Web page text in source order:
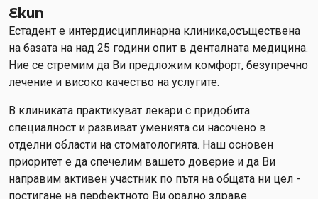
Екип
Естадент е интердисциплинарна клиника,осъществена
на базата на над 25 години опит в денталната медицина.
Ние се стремим да Ви предложим комфорт, безупречно
лечение и високо качество на услугите.
В клиниката практикуват лекари с придобита
специалност и развиват уменията си насочено в
отделни области на стоматологията. Наш основен
приоритет е да спечелим вашето доверие и да Ви
направим активен участник по пътя на общата ни цел -
постигане на перфектното Ви орално здраве.